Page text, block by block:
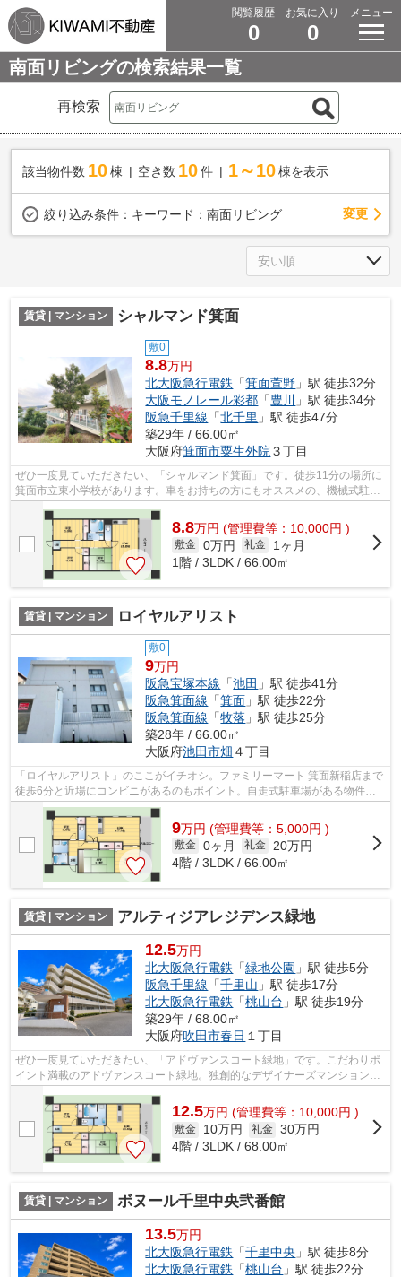
閲覧履歴
0
お気に入り
0
メニュー
南面リビングの検索結果一覧
再検索
該当物件数 10棟 空き数 10 件 1～10 棟を表示
絞り込み条件： キーワード：南面リビング 変更
賃貸 | マンション シャルマンド箕面
敷0
8.8万円
北大阪急行電鉄 「箕面萱野 」駅 徒歩32分
大阪モノレール彩都 「豊川
」駅 徒歩34分
阪急千里線 「北千里 」駅 徒歩47分
築29年 / 66.00㎡
大阪府箕面市粟生外院 ３丁目
ぜひ一度見ていただきたい、「シャルマンド箕面」です。徒歩11分の場所に
箕面市立東小学校があります。車をお持ちの方にもオススメの、機械式駐車
8.8万円 (管理費等：10,000円 )
敷金 0万円 礼金
1ヶ月
1階 / 3LDK / 66.00㎡
賃貸 | マンション ロイヤルアリスト
敷0
9万円
阪急宝塚本線 「池田 」駅 徒歩41分
阪急箕面線 「箕面 」駅 徒歩22分
阪急箕面線 「牧落 」駅 徒歩25分
築28年 / 66.00㎡
大阪府池田市畑 ４丁目
「ロイヤルアリスト」のここがイチオシ。ファミリーマート 箕面新稲店まで
徒歩6分と近場にコンビニがあるのもポイント。自走式駐車場がある物件で
す。デザイナーズ物件だからこそ、外...
9万円 (管理費等：5,000円 )
敷金 0ヶ月 礼金
20万円
4階 / 3LDK / 66.00㎡
賃貸 | マンション アルティジアレジデンス緑地
12.5万円
北大阪急行電鉄 「緑地公園 」駅 徒歩5分
阪急千里線 「千里山 」駅 徒歩17分
北大阪急行電鉄 「桃山台 」駅 徒歩19分
築29年 / 68.00㎡
大阪府吹田市春日 １丁目
ぜひ一度見ていただきたい、「アドヴァンスコート緑地」です。こだわりポ
イント満載のアドヴァンスコート緑地。独創的なデザイナーズマンション
で、ご好評いただいています。風通しが...
12.5万円 (管理費等：10,000円 )
敷金 10万円 礼金 30万円
4階 / 3LDK / 68.00㎡
賃貸 | マンション ボヌール千里中央弐番館
13.5万円
北大阪急行電鉄 「千里中央 」駅 徒歩8分
北大阪急行電鉄 「桃山台 」駅 徒歩22分